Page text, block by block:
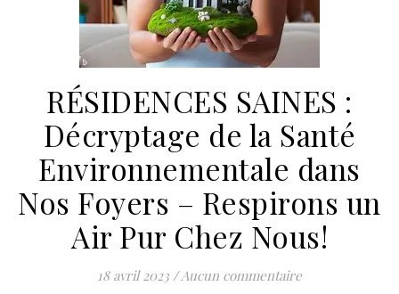
RÉSIDENCES SAINES :
Décryptage de la Santé
Environnementale dans
Nos Foyers – Respirons un
Air Pur Chez Nous!
18 avril 2023 /Aucun commentaire